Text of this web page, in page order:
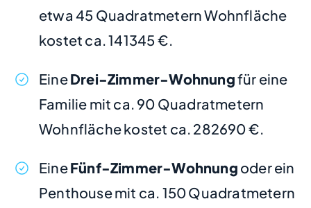
etwa 45 Quadratmetern Wohnfläche
kostet ca. 141345 €.
EineDrei-Zimmer-Wohnungfür eine
Familie mit ca. 90 Quadratmetern
Wohnfläche kostet ca. 282690 €.
EineFünf-Zimmer-Wohnung oder ein
Penthouse mit ca. 150 Quadratmetern